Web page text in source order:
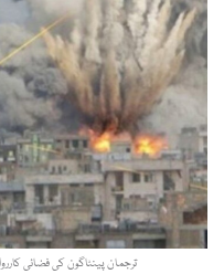
ترجمان پینٹاگون کی فضائی